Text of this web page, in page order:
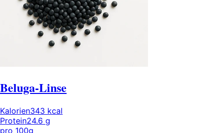
Beluga-Linse
Kalorien343 kcal
Protein24.6 g
pro 100g